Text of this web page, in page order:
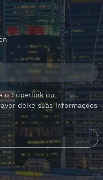
o Superlink ou
deixe suas informações